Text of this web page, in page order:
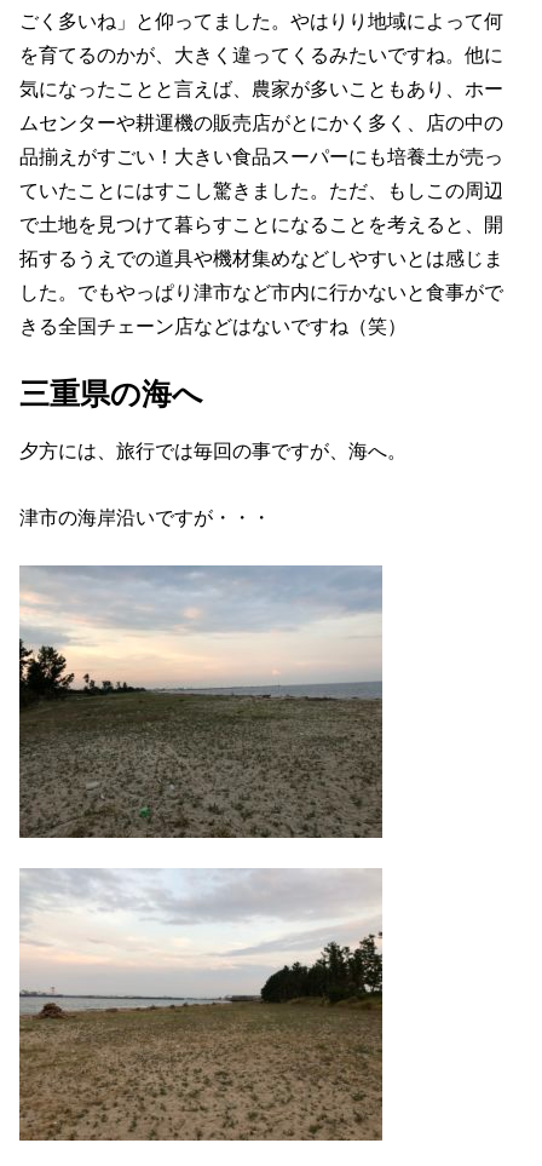
ごく多いね」と仰ってました。やはりり地域によって何
を育てるのかが、大きく違ってくるみたいですね。他に
気になったことと言えば、農家が多いこともあり、ホー
ムセンターや耕運機の販売店がとにかく多く、店の中の
品揃えがすごい！大きい食品スーパーにも培養土が売っ
ていたことにはすこし驚きました。ただ、もしこの周辺
で土地を見つけて暮らすことになることを考えると、開
拓するうえでの道具や機材集めなどしやすいとは感じま
した。でもやっぱり津市など市内に行かないと食事がで
きる全国チェーン店などはないですね（笑）
三重県の海へ
夕方には、旅行では毎回の事ですが、海へ。
津市の海岸沿いですが・・・